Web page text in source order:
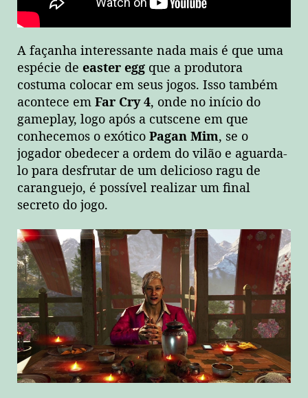
A façanha interessante nada mais é que uma
espécie de easter egg que a produtora
costuma colocar em seus jogos. Isso também
acontece em Far Cry 4, onde no início do
gameplay, logo após a cutscene em que
conhecemos o exótico Pagan Mim, se o
jogador obedecer a ordem do vilão e aguarda-
lo para desfrutar de um delicioso ragu de
caranguejo, é possível realizar um final
secreto do jogo.